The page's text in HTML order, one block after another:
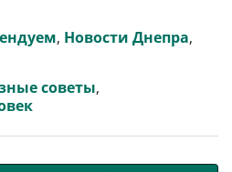
g
r
s
A
r l
, Новости Днепра,
советы,